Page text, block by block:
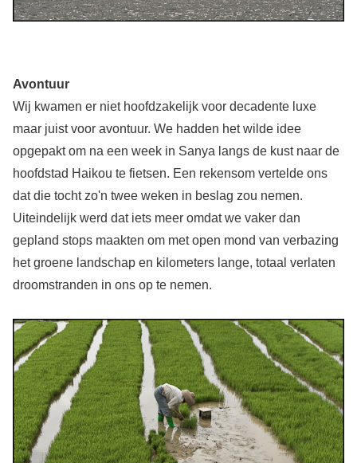
Avontuur
Wij kwamen er niet hoofdzakelijk voor decadente luxe
maar juist voor avontuur. We hadden het wilde idee
opgepakt om na een week in Sanya langs de kust naar de
hoofdstad Haikou te fietsen. Een rekensom vertelde ons
dat die tocht zo'n twee weken in beslag zou nemen.
Uiteindelijk werd dat iets meer omdat we vaker dan
gepland stops maakten om met open mond van verbazing
het groene landschap en kilometers lange, totaal verlaten
droomstranden in ons op te nemen.